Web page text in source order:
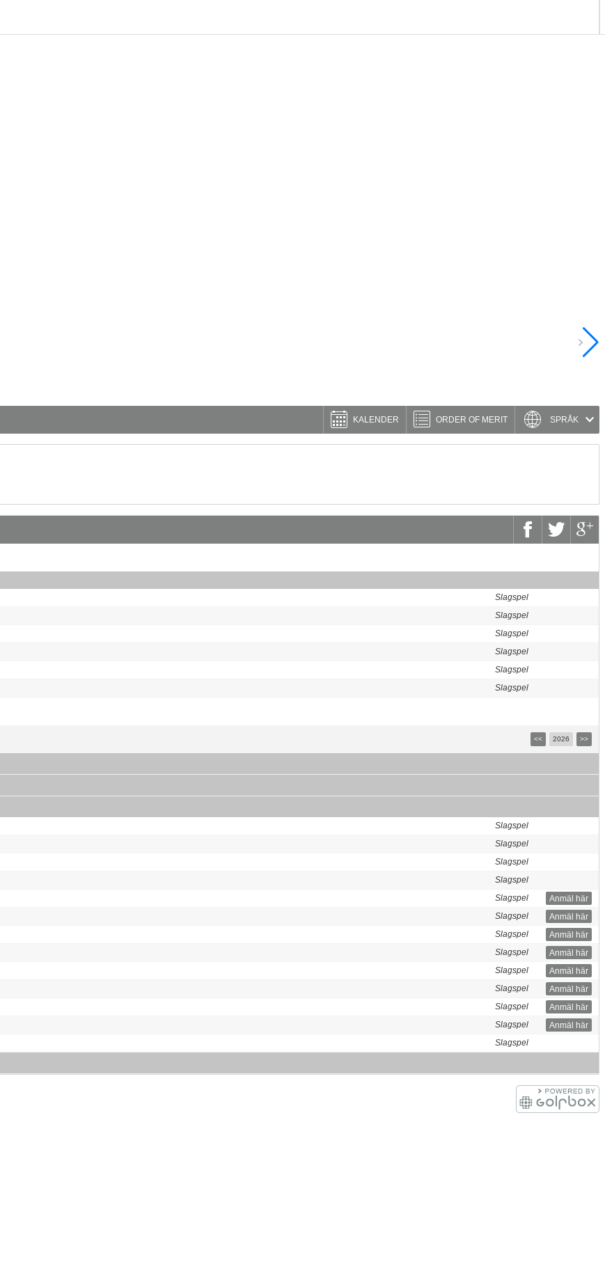
KALENDER ORDER OF MERIT SPRÅK
Slagspel
Slagspel
Slagspel
Slagspel
Slagspel
Slagspel
<< 2026 >>
Slagspel
Slagspel
Slagspel
Slagspel
Anmäl här
Slagspel
Anmäl här
Slagspel
Anmäl här
Slagspel
Anmäl här
Slagspel
Anmäl här
Slagspel
Anmäl här
Slagspel
Anmäl här
Slagspel
Anmäl här
Slagspel
Slagspel